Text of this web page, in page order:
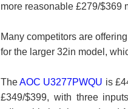
more reasonable £279/$369
Many competitors are
for the larger 32in model,
TheAOC U3277PWQU is
£349/$399, with three